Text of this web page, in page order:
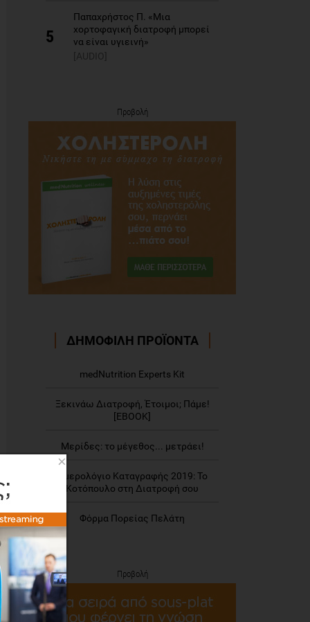
5
Παπαχρήστος Π. «Μια
χορτοφαγική διατροφή μπορεί
να είναι υγιεινή»
[AUDIO]
ΔΗΜΟΦΙΛΗ ΠΡΟΪΟΝΤΑ
medNutrition Experts Kit
Ξεκινάω Διατροφή, Έτοιμοι; Πάμε!
[EBOOK]
Μερίδες: το μέγεθος... μετράει!
Ημερολόγιο Καταγραφής 2019: Το
Κοτόπουλο στη Διατροφή σου
Φόρμα Πορείας Πελάτη
Προβολή
Προβολή
×